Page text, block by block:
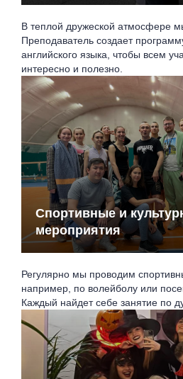
В теплой дружеской атмосфере
Преподаватель создает
английского языка, чтобы всем
интересно и полезно.
Спортивные и
мероприятия
Регулярно мы проводим
например, по волейболу или
Каждый найдет себе занятие по